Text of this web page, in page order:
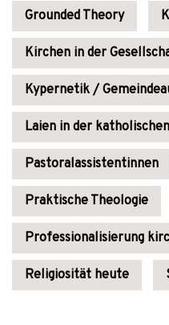
Grounded Theory
Kirchen in der
Kypernetik /
Laien in der
Pastoralassistentinnen
Praktische Theologie
Professionalisierung
Religiosität heute